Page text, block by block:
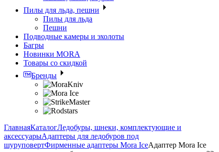
Пилы для льда, пешни
Пилы для льда
Пешни
Подводные камеры и эхолоты
Багры
Новинки MORA
Товары со скидкой
Бренды
ГлавнаяКаталогЛедобуры, шнеки, комплектующие и
аксессуарыАдаптеры для ледобуров под
шуруповертФирменные адаптеры Mora IceАдаптер Mora Ice